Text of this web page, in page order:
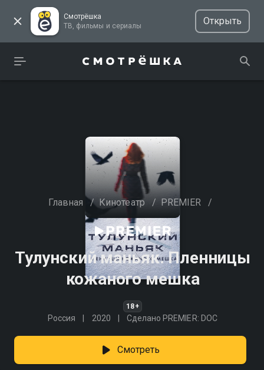
Смотрёшка
ТВ, фильмы и сериалы
Открыть
Главная / Кинотеатр / PREMIER /
Тулунский маньяк. Пленницы
кожаного мешка
18+
Россия 2020 Сделано PREMIER: DOC
Смотреть